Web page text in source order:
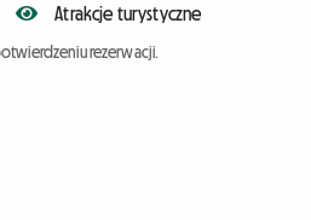
Atrakcje turystyczne
rezerwacji.